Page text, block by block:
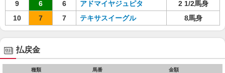
9
6 6 アドマイヤジュピタ
2 1/2馬身
10
7 7 テキサスイーグル 8馬身
払戻金
種類 馬番 金額